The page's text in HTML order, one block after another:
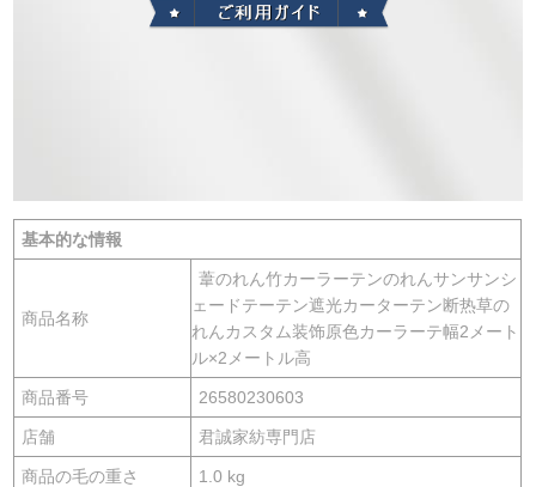
基本的な情報
商品名称
葦のれん竹カーラーテンのれんサンサンシ
ェードテーテン遮光カーターテン断热草の
れんカスタム装饰原色カーラーテ幅2メート
ル×2メートル高
商品番号 26580230603
店舗 君誠家紡専門店
商品の毛の重さ 1.0 kg